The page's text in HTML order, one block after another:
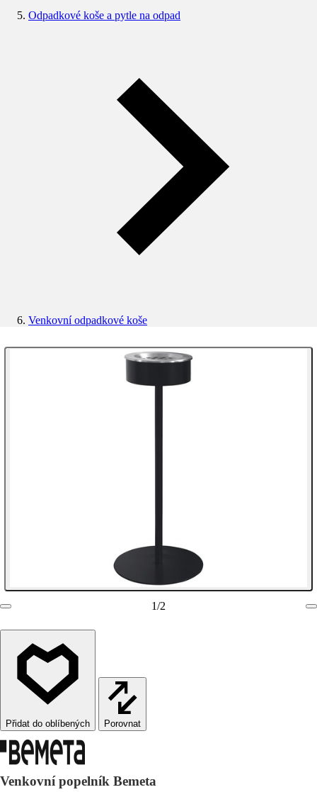
Odpadkové koše a pytle na odpad
Venkovní odpadkové koše
1/2
Porovnat
Venkovní popelník Bemeta